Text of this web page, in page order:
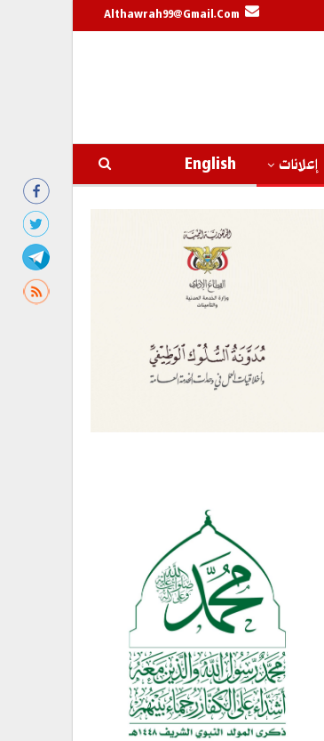
Althawrah99@gmail.com
إعلانات English